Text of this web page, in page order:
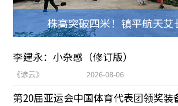
株高突破四米！镇平航天艾
李建永：小杂感（修订版）
《谚云》 2026-08-06
第20届亚运会中国体育代表团领奖装